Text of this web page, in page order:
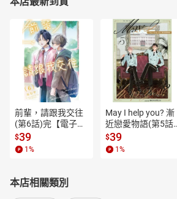
前輩，請跟我交往
(第6話)完【電子
書】
$39
1 %
May I help you? 漸
近戀愛物語(第5話)
【電子書】
$39
1 %
本店相關類別